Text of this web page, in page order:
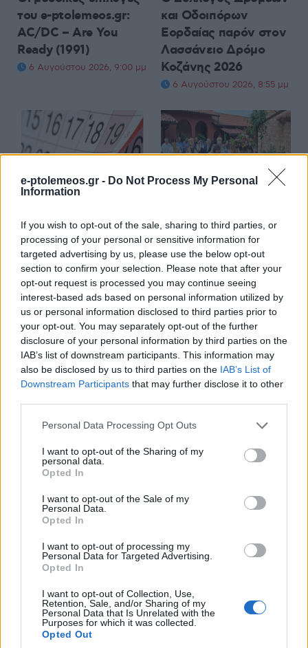
e-ptolemeos.gr - Do Not Process My Personal
Information
If you wish to opt-out of the sale, sharing to third parties, or
processing of your personal or sensitive information for
targeted advertising by us, please use the below opt-out
section to confirm your selection. Please note that after your
opt-out request is processed you may continue seeing
interest-based ads based on personal information utilized by
us or personal information disclosed to third parties prior to
your opt-out. You may separately opt-out of the further
disclosure of your personal information by third parties on the
IAB’s list of downstream participants. This information may
also be disclosed by us to third parties on the IAB’s List of
Downstream Participants that may further disclose it to other
Please note that this website/app uses one or more Google
not limited to your visit or usage behaviour. You may click to
grant or deny consent to Google and its third-party tags to
use your data for below specified purposes in below Google
consent section.
Personal Data Processing Opt Outs
I want to opt-out of the Sharing of my
personal data.
Opted In
I want to opt-out of the Sale of my
Personal Data.
Opted In
I want to opt-out of processing my
Personal Data for Targeted Advertising.
Opted In
I want to opt-out of Collection, Use,
Retention, Sale, and/or Sharing of my
Personal Data that Is Unrelated with the
Purposes for which it was collected.
Opted Out
του e-ptolemeos.gr:
AC/DC – Are You
Ready (1991)
6 Αυγούστου 2026, 9:00 μμ
και Οδοιπόρων
Εορδαίας παρόν στον
Λασσάνειο Δρόμο
Κοζάνης 2026
6 Αυγούστου 2026, 8:55 μμ
ΕΛΛΆΔΑ
ΓΣΕΕ: Αμοιβή αργίας
15ης Αυγούστου
6 Αυγούστου 2026, 8:30 μμ
Η μεγάλη εορτή της
Μεταμορφώσεως του
Σωτήρος στην Ιερά
Μονή Δρυοβούνου
(φωτογραφίες)
6 Αυγούστου 2026, 8:02 μμ
Καινοτόμος θεραπεία
στοχεύει μόνο το
προκαλεί τη νόσο
6 Αυγούστου 2026, 7:34 μμ
Προσωρινές
Κλειδί έως τον